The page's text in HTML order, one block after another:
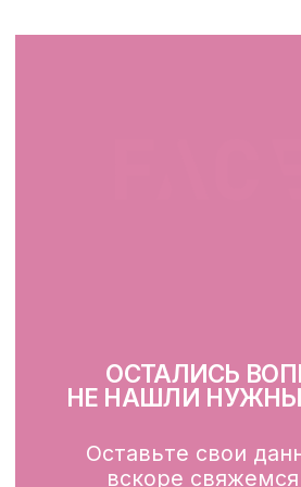
Крем для лица
SPF
Глубокое очищение/ пилинги
Маски